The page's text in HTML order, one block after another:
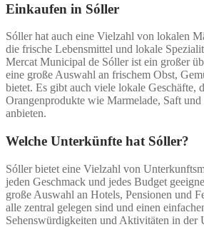
Einkaufen in Sóller
Sóller hat auch eine Vielzahl von lokalen
die frische Lebensmittel und lokale
Mercat Municipal de Sóller ist ein großer
eine große Auswahl an frischem Obst,
bietet. Es gibt auch viele lokale Geschäfte,
Orangenprodukte wie Marmelade, Saft
anbieten.
Welche Unterkünfte hat Sóller?
Sóller bietet eine Vielzahl von
jeden Geschmack und jedes Budget
große Auswahl an Hotels, Pensionen und
alle zentral gelegen sind und einen
Sehenswürdigkeiten und Aktivitäten in der